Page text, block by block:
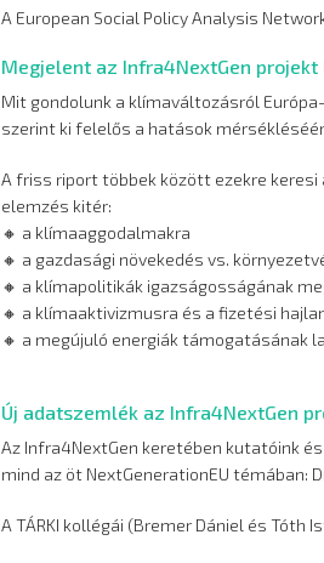
A European Social Policy Analysis
Megjelent az Infra4NextGen
Mit gondolunk a klímaváltozásról
szerint ki felelős a hatások
A friss riport többek között ezekre keresi
elemzés kitér:
🔸 a klímaaggodalmakra
🔸 a gazdasági növekedés vs.
🔸 a klímapolitikák igazságosságának
🔸 a klímaaktivizmusra és a fizetési
🔸 a megújuló energiák támogatásának
Új adatszemlék az Infra4NextGen
Az Infra4NextGen keretében kutatóink
mind az öt NextGenerationEU témában:
A TÁRKI kollégái (Bremer Dániel és